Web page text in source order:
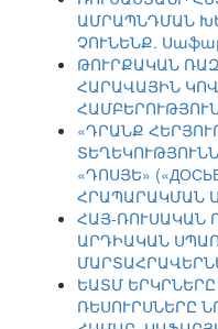
ԱՄՐԱՊՆԴՄԱՆ
ՉՈՒՆԵՆՔ.
ԹՈՒՐՔԱԿԱՆ
ՀԱՐԱՎԱՅԻՆ
«ԴՐԱՆՔ
«ԴՈՍՅԵ»
ՀՐԱՊԱՐԱԿՄԱՆ
ՀԱՅ-ՌՈՒՍԱԿԱՆ
ԱՐԴԻԱԿԱՆ
ԵԱՏՄ
ՌԵՍՈՒՐՍՆԵՐԸ